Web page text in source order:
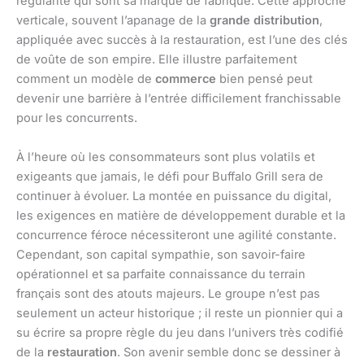
verticale, souvent l’apanage de la grande distribution,
appliquée avec succès à la restauration, est l’une des clés
de voûte de son empire. Elle illustre parfaitement
comment un modèle de commerce bien pensé peut
devenir une barrière à l’entrée difficilement franchissable
pour les concurrents.
À l’heure où les consommateurs sont plus volatils et
exigeants que jamais, le défi pour Buffalo Grill sera de
continuer à évoluer. La montée en puissance du digital,
les exigences en matière de développement durable et la
concurrence féroce nécessiteront une agilité constante.
Cependant, son capital sympathie, son savoir-faire
opérationnel et sa parfaite connaissance du terrain
français sont des atouts majeurs. Le groupe n’est pas
seulement un acteur historique ; il reste un pionnier qui a
su écrire sa propre règle du jeu dans l’univers très codifié
de la restauration. Son avenir semble donc se dessiner à